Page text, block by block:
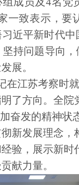
一致表示，要
近平新时代
坚持问题导向，
展。
在江苏考察时
了方向。全院
奋发的精神状
新发展理念，
验，展示新时
献力量。